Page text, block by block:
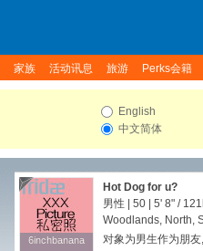
家族 活动讯息 旅游 Perks会籍
English
中文简体
6inchbanana
6inchbanana
Hot Dog for u?
男性 | 50 | 5' 8" /
Woodlands, North,
对象为男生作为朋